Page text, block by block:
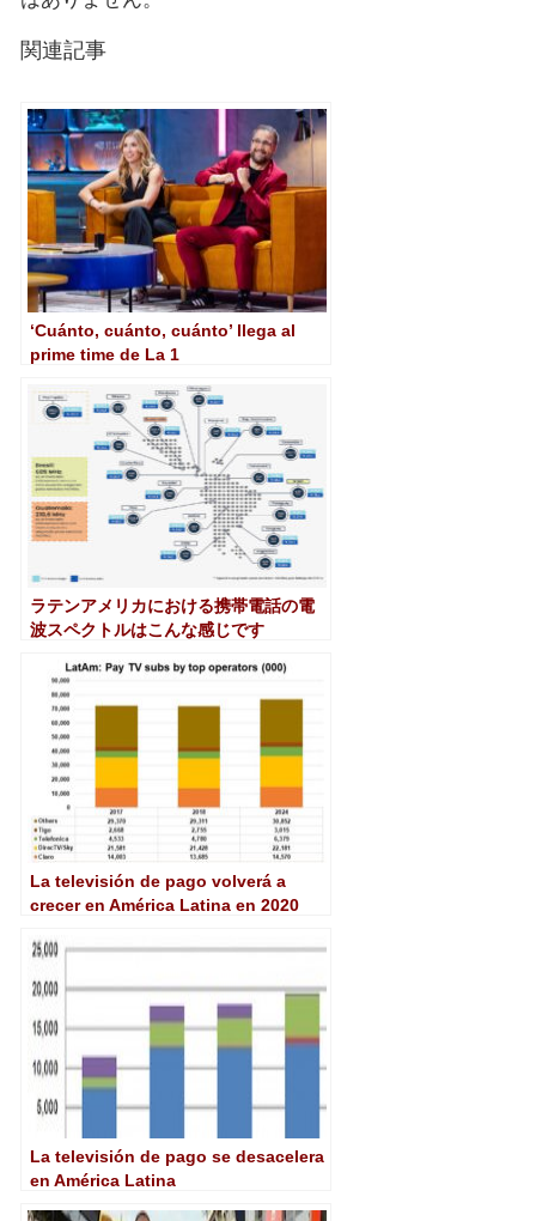
関連記事
‘Cuánto, cuánto, cuánto’ llega al
prime time de La 1
ラテンアメリカにおける携帯電話の電
波スペクトルはこんな感じです
La televisión de pago volverá a
crecer en América Latina en 2020
La televisión de pago se desacelera
en América Latina